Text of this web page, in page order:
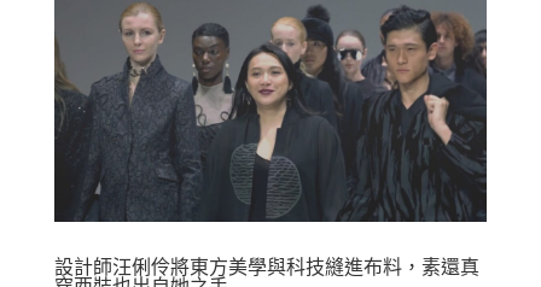
設計師汪俐伶將東方美學與科技縫進布料，素還真